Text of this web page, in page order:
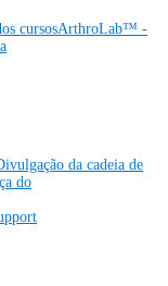
cursosArthroLab™ -
da cadeia de
do